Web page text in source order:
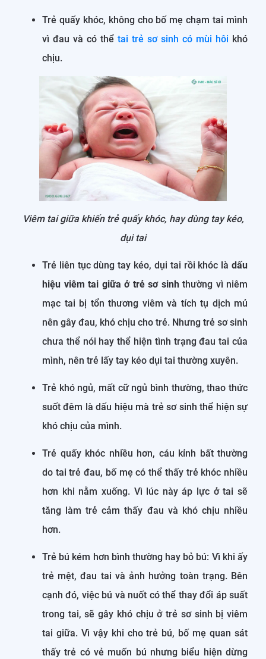
Trẻ quấy khóc, không cho bố mẹ chạm tai mình
vì đau và có thể tai trẻ sơ sinh có mùi hôi khó
chịu.
Viêm tai giữa khiến trẻ quấy khóc, hay dùng tay kéo,
dụi tai
Trẻ liên tục dùng tay kéo, dụi tai rồi khóc là dấu
hiệu viêm tai giữa ở trẻ sơ sinh thường vì niêm
mạc tai bị tổn thương viêm và tích tụ dịch mủ
nên gây đau, khó chịu cho trẻ. Nhưng trẻ sơ sinh
chưa thể nói hay thể hiện tình trạng đau tai của
mình, nên trẻ lấy tay kéo dụi tai thường xuyên.
Trẻ khó ngủ, mất cữ ngủ bình thường, thao thức
suốt đêm là dấu hiệu mà trẻ sơ sinh thể hiện sự
khó chịu của mình.
Trẻ quấy khóc nhiều hơn, cáu kỉnh bất thường
do tai trẻ đau, bố mẹ có thể thấy trẻ khóc nhiều
hơn khi nằm xuống. Vì lúc này áp lực ở tai sẽ
tăng làm trẻ cảm thấy đau và khó chịu nhiều
hơn.
Trẻ bú kém hơn bình thường hay bỏ bú: Vì khi ấy
trẻ mệt, đau tai và ảnh hưởng toàn trạng. Bên
cạnh đó, việc bú và nuốt có thể thay đổi áp suất
trong tai, sẽ gây khó chịu ở trẻ sơ sinh bị viêm
tai giữa. Vì vậy khi cho trẻ bú, bố mẹ quan sát
thấy trẻ có vẻ muốn bú nhưng biểu hiện dừng